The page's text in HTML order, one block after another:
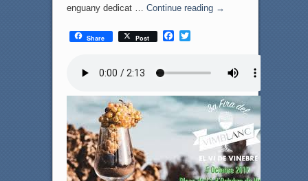
enguany dedicat … Continue reading →
Share Post
F
o
T
r